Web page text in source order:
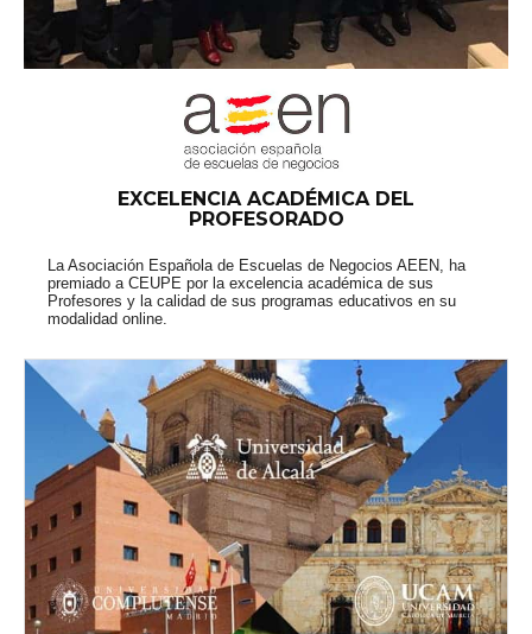
EXCELENCIA ACADÉMICA DEL
PROFESORADO
La Asociación Española de Escuelas de Negocios AEEN, ha
premiado a CEUPE por la excelencia académica de sus
Profesores y la calidad de sus programas educativos en su
modalidad online.